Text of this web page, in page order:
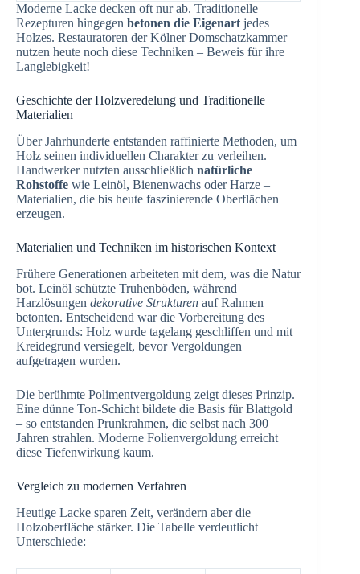
Moderne Lacke decken oft nur ab. Traditionelle
Rezepturen hingegen betonen die Eigenartjedes
Holzes. Restauratoren der Kölner Domschatzkammer
nutzen heute noch diese Techniken – Beweis für ihre
Langlebigkeit!
Geschichte der Holzveredelung und Traditionelle
Materialien
Über Jahrhunderte entstanden raffinierte Methoden, um
Holz seinen individuellen Charakter zu verleihen.
Handwerker nutzten ausschließlich natürliche
Rohstoffe wie Leinöl, Bienenwachs oder Harze –
Materialien, die bis heute faszinierende Oberflächen
erzeugen.
Materialien und Techniken im historischen Kontext
Frühere Generationen arbeiteten mit dem, was die Natur
bot. Leinöl schützte Truhenböden, während
Harzlösungen dekorative Strukturen auf Rahmen
betonten. Entscheidend war die Vorbereitung des
Untergrunds: Holz wurde tagelang geschliffen und mit
Kreidegrund versiegelt, bevor Vergoldungen
aufgetragen wurden.
Die berühmte Polimentvergoldung zeigt dieses Prinzip.
Eine dünne Ton-Schicht bildete die Basis für Blattgold
– so entstanden Prunkrahmen, die selbst nach 300
Jahren strahlen. Moderne Folienvergoldung erreicht
diese Tiefenwirkung kaum.
Vergleich zu modernen Verfahren
Heutige Lacke sparen Zeit, verändern aber die
Holzoberfläche stärker. Die Tabelle verdeutlicht
Unterschiede: